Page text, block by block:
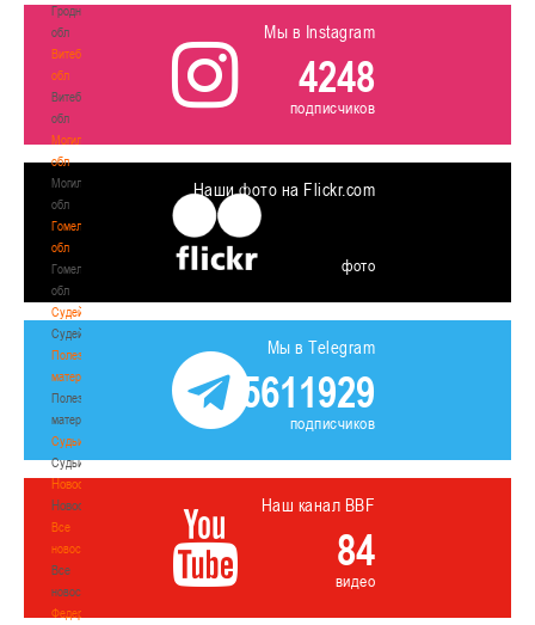
Гродненская
обл
Витебская
обл
Витебская
обл
Могилевская
обл
Могилевская
обл
Гомельская
обл
Гомельская
обл
Судейство
Судейство
Полезные
материалы
Полезные
материалы
Судьи
Судьи
Новости
Новости
Все
новости
Все
новости
Федерация
Мы в Instagram
4248
подписчиков
Наши фото на Flickr.com
фото
Мы в Telegram
5611929
подписчиков
Наш канал BBF
84
видео